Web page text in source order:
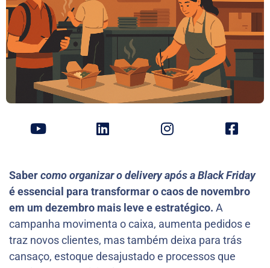
Sabercomo organizar o delivery após a Black Friday
é essencial para transformar o caos de novembro
em um dezembro mais leve e estratégico. A
campanha movimenta o caixa, aumenta pedidos e
traz novos clientes, mas também deixa para trás
cansaço, estoque desajustado e processos que